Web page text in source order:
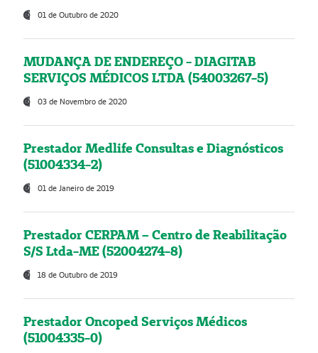
01 de Outubro de 2020
MUDANÇA DE ENDEREÇO - DIAGITAB
SERVIÇOS MÉDICOS LTDA (54003267-5)
03 de Novembro de 2020
Prestador Medlife Consultas e Diagnósticos
(51004334-2)
01 de Janeiro de 2019
Prestador CERPAM – Centro de Reabilitação
S/S Ltda-ME (52004274-8)
18 de Outubro de 2019
Prestador Oncoped Serviços Médicos
(51004335-0)